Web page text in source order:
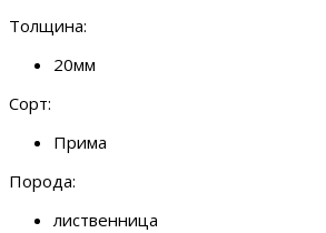
Толщина:
20мм
Сорт:
Прима
Порода:
лиственница